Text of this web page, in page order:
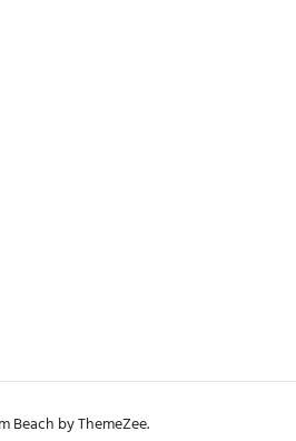
Beach by ThemeZee.